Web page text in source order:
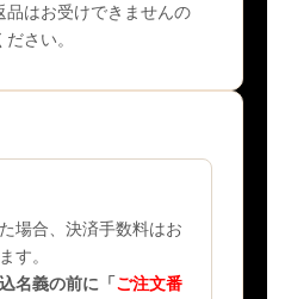
品はお受けできませんの
さい。
場合、決済手数料はお
す。
名義の前に「 ご注文番